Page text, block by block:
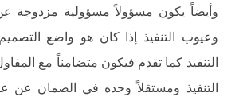
وأيضاً يكون مسؤولاً مسؤولية مزدوجة
وعيوب التنفيذ إذا كان هو واضع
التنفيذ كما تقدم فيكون متضامناً مع
التنفيذ ومستقلاً وحده في الضمان عن